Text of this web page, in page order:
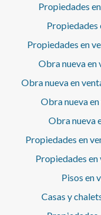
Propiedades
Propiedades
Propiedades en
Obra nueva en
Obra nueva en
Obra nueva
Obra nueva
Propiedades en
Propiedades en
Pisos en
Casas y